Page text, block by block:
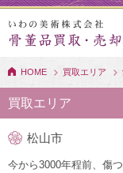
HOME 買取エリア
買取エリア
松山市
今から3000年程前、傷